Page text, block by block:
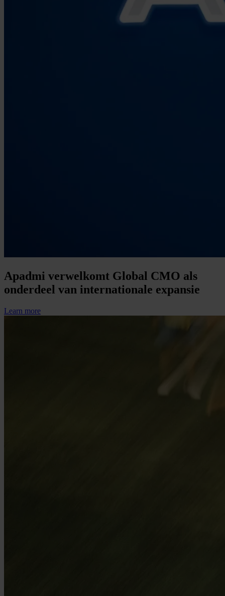
Apadmi verwelkomt Global CMO als
onderdeel van internationale expansie
Learn more